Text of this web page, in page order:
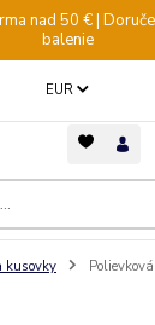
nad 50 € |
balenie
EUR
kusovky